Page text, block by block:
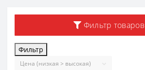
Фильтр товаров
Фильтр